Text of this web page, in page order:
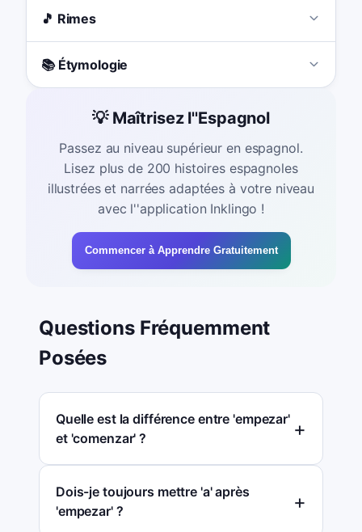
🎵 Rimes
📚 Étymologie
💡 Maîtrisez l''Espagnol
Passez au niveau supérieur en espagnol.
Lisez plus de 200 histoires espagnoles
illustrées et narrées adaptées à votre niveau
avec l''application Inklingo !
Commencer à Apprendre Gratuitement
Questions Fréquemment
Posées
Quelle est la différence entre 'empezar'
et 'comenzar' ?
Dois-je toujours mettre 'a' après
'empezar' ?